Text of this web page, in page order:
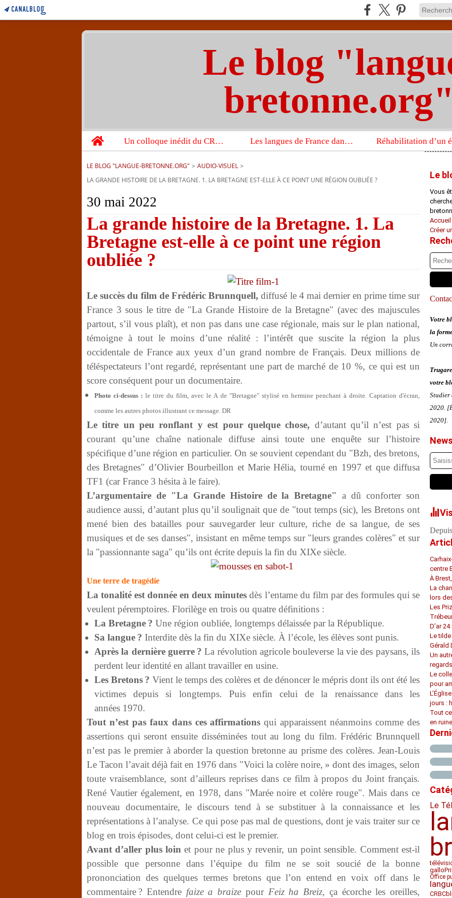
Le blog
bretonne.org"
Home
Un colloque inédit du CRBC sur les victimes de l’année 1944 Les langues de France dans un imposant ouvrage sur la langue française que publient les Presses universitaires d’Oxford
LE BLOG "LANGUE-BRETONNE.ORG" > AUDIO-VISUEL >
LA GRANDE HISTOIRE DE LA BRETAGNE. 1. LA BRETAGNE EST-ELLE À CE POINT UNE RÉGION OUBLIÉE ?
30 mai 2022
La grande histoire de la Bretagne. 1. La
Bretagne est-elle à ce point une région
oubliée ?
Le succès du film de Frédéric Brunnquell, diffusé le 4 mai dernier en prime time sur
France 3 sous le titre de "La Grande Histoire de la Bretagne" (avec des majuscules
partout, s’il vous plaît), et non pas dans une case régionale, mais sur le plan national,
témoigne à tout le moins d’une réalité : l’intérêt que suscite la région la plus
occidentale de France aux yeux d’un grand nombre de Français. Deux millions de
téléspectateurs l’ont regardé, représentant une part de marché de 10 %, ce qui est un
score conséquent pour un documentaire.
Photo ci-dessus : le titre du film, avec le A de "Bretagne" stylisé en hermine penchant à droite. Captation d'écran,
comme les autres photos illustrant ce message. DR
Le titre un peu ronflant y est pour quelque chose, d’autant qu’il n’est pas si
courant qu’une chaîne nationale diffuse ainsi toute une enquête sur l’histoire
spécifique d’une région en particulier. On se souvient cependant du "Bzh, des bretons,
des Bretagnes" d’Olivier Bourbeillon et Marie Hélia, tourné en 1997 et que diffusa
TF1 (car France 3 hésita à le faire).
L’argumentaire de "La Grande Histoire de la Bretagne" a dû conforter son
audience aussi, d’autant plus qu’il soulignait que de "tout temps (sic), les Bretons ont
mené bien des batailles pour sauvegarder leur culture, riche de sa langue, de ses
musiques et de ses danses", insistant en même temps sur "leurs grandes colères" et sur
la "passionnante saga" qu’ils ont écrite depuis la fin du XIXe siècle.
Une terre de tragédie
La tonalité est donnée en deux minutes dès l’entame du film par des formules qui se
veulent péremptoires. Florilège en trois ou quatre définitions :
La Bretagne ? Une région oubliée, longtemps délaissée par la République.
Sa langue ? Interdite dès la fin du XIXe siècle. À l’école, les élèves sont punis.
Après la dernière guerre ? La révolution agricole bouleverse la vie des paysans, ils
perdent leur identité en allant travailler en usine.
Les Bretons ? Vient le temps des colères et de dénoncer le mépris dont ils ont été les
victimes depuis si longtemps. Puis enfin celui de la renaissance dans les
années 1970.
Tout n’est pas faux dans ces affirmations qui apparaissent néanmoins comme des
assertions qui seront ensuite disséminées tout au long du film. Frédéric Brunnquell
n’est pas le premier à aborder la question bretonne au prisme des colères. Jean-Louis
Le Tacon l’avait déjà fait en 1976 dans "Voici la colère noire, » dont des images, selon
toute vraisemblance, sont d’ailleurs reprises dans ce film à propos du Joint français.
René Vautier également, en 1978, dans "Marée noire et colère rouge". Mais dans ce
nouveau documentaire, le discours tend à se substituer à la connaissance et les
représentations à l’analyse. Ce qui pose pas mal de questions, dont je vais traiter sur ce
blog en trois épisodes, dont celui-ci est le premier.
Avant d’aller plus loin et pour ne plus y revenir, un point sensible. Comment est-il
possible que personne dans l’équipe du film ne se soit soucié de la bonne
prononciation des quelques termes bretons que l’on entend en voix off dans le
commentaire ? Entendre faize a braize pour Feiz ha Breiz, ça écorche les oreilles,
Le
Vous
Créer
Votre
la
Un
votre
Studier
2020.
2020].
centre
À
La
lors
Les
D’ar
Le
Gérald
Un
regards
Le
pour
jours :
Tout
en
Le
gallo
Office
CRBC